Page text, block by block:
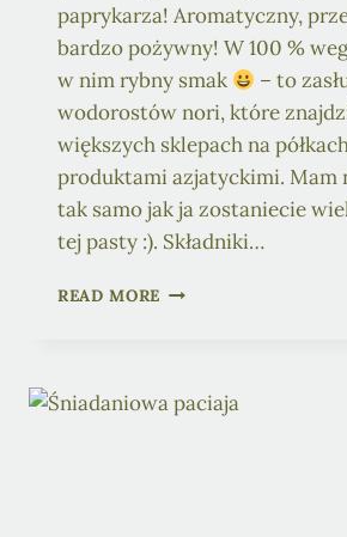
paprykarza! Aromatyczny,
bardzo pożywny! W 100 %
w nim rybny smak
– to
wodorostów nori, które
większych sklepach na
produktami azjatyckimi. Mam
tak samo jak ja zostaniecie
tej pasty :). Składniki…
READ MORE WEGAŃSKI